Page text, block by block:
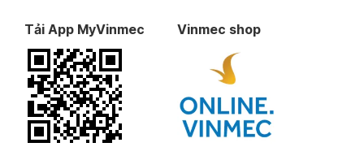
Tải App MyVinmec Vinmec shop